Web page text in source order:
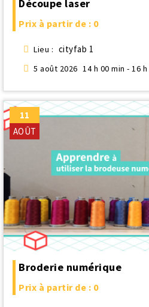
Découpe laser
Prix à partir de : 0
Lieu : cityfab 1
5 août 2026 14 h 00 min - 16
11
AOÛT
Broderie numérique
Prix à partir de : 0